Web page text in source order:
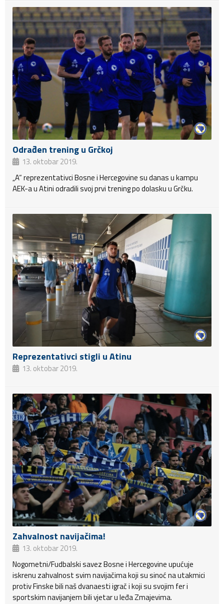
Odrađen trening u Grčkoj
13. oktobar 2019.
„A“ reprezentativci Bosne i Hercegovine su danas u kampu
AEK-a u Atini odradili svoj prvi trening po dolasku u Grčku.
Reprezentativci stigli u Atinu
13. oktobar 2019.
Zahvalnost navijačima!
13. oktobar 2019.
Nogometni/Fudbalski savez Bosne i Hercegovine upućuje
iskrenu zahvalnost svim navijačima koji su sinoć na utakmici
protiv Finske bili naš dvanaesti igrač i koji su svojim fer i
sportskim navijanjem bili vjetar u leđa Zmajevima.